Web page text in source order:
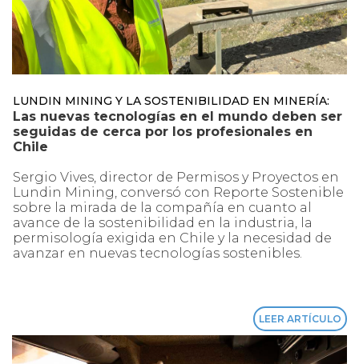
LUNDIN MINING Y LA SOSTENIBILIDAD EN MINERÍA:
Las nuevas tecnologías en el mundo deben ser
seguidas de cerca por los profesionales en
Chile
Sergio Vives, director de Permisos y Proyectos en
Lundin Mining, conversó con Reporte Sostenible
sobre la mirada de la compañía en cuanto al
avance de la sostenibilidad en la industria, la
permisología exigida en Chile y la necesidad de
avanzar en nuevas tecnologías sostenibles.
LEER ARTÍCULO